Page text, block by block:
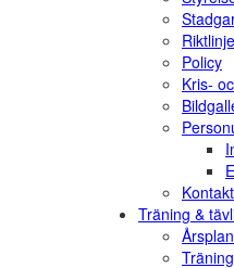
Policy
Kris-
Kontakt
Träning &
Årsplan